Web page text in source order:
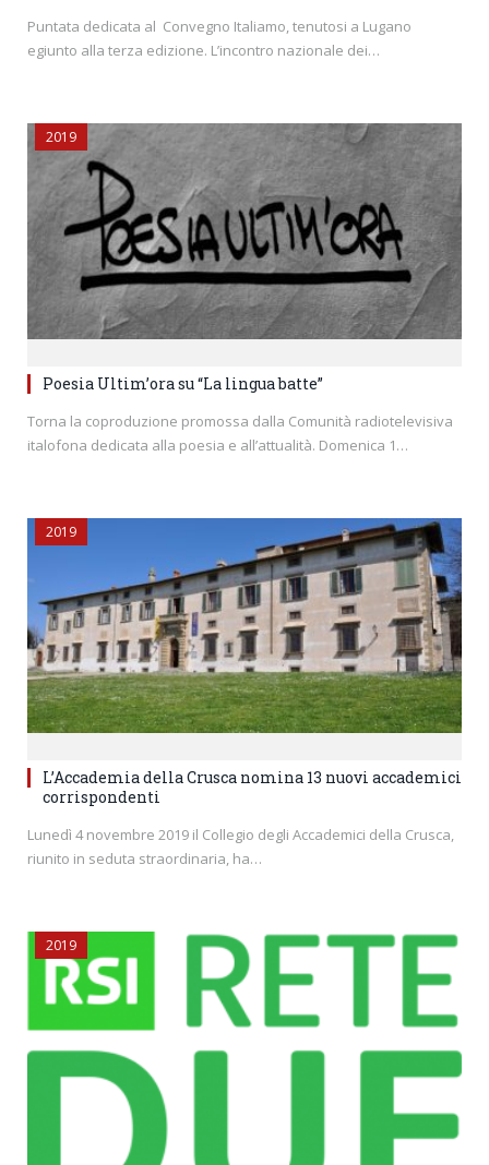
Puntata dedicata al Convegno Italiamo, tenutosi a Lugano
egiunto alla terza edizione. L’incontro nazionale dei…
2019
Poesia Ultim’ora su “La lingua batte”
Torna la coproduzione promossa dalla Comunità radiotelevisiva
italofona dedicata alla poesia e all’attualità. Domenica 1…
2019
L’Accademia della Crusca nomina 13 nuovi accademici
corrispondenti
Lunedì 4 novembre 2019 il Collegio degli Accademici della Crusca,
riunito in seduta straordinaria, ha…
2019